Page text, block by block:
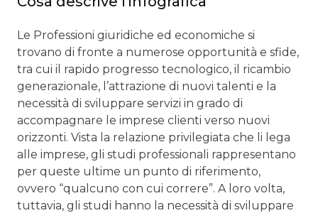
Le Professioni giuridiche ed economiche si
trovano di fronte a numerose opportunità e sfide,
tra cui il rapido progresso tecnologico, il ricambio
generazionale, l’attrazione di nuovi talenti e la
necessità di sviluppare servizi in grado di
accompagnare le imprese clienti verso nuovi
orizzonti. Vista la relazione privilegiata che li lega
alle imprese, gli studi professionali rappresentano
per queste ultime un punto di riferimento,
ovvero “qualcuno con cui correre”. A loro volta,
tuttavia, gli studi hanno la necessità di sviluppare